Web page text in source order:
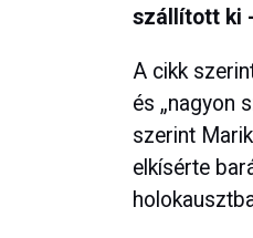
szállított ki
A cikk
és „nagyon
szerint
elkísérte